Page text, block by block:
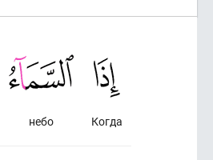
Когда
небо